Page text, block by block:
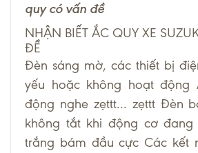
quy có vấn đề
NHẬN BIẾT ẮC QUY XE
ĐỀ
Đèn sáng mờ, các thiết bị
yếu hoặc không hoạt động
động nghe zẹttt... zẹttt Đèn
không tắt khi động cơ
trắng bám đầu cực Các kết